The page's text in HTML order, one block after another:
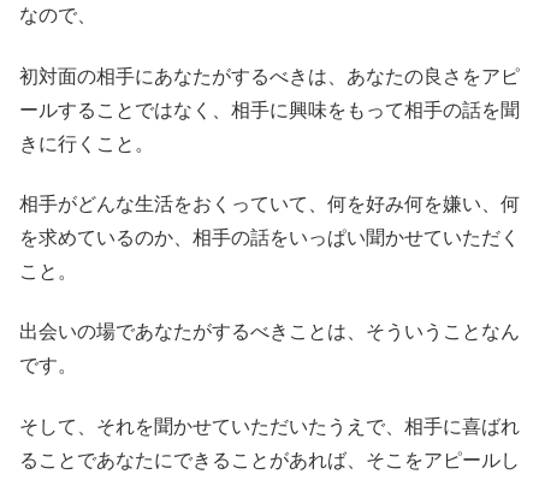
なので、
初対面の相手にあなたがするべきは、あなたの良さをアピ
ールすることではなく、相手に興味をもって相手の話を聞
きに行くこと。
相手がどんな生活をおくっていて、何を好み何を嫌い、何
を求めているのか、相手の話をいっぱい聞かせていただく
こと。
出会いの場であなたがするべきことは、そういうことなん
です。
そして、それを聞かせていただいたうえで、相手に喜ばれ
ることであなたにできることがあれば、そこをアピールし